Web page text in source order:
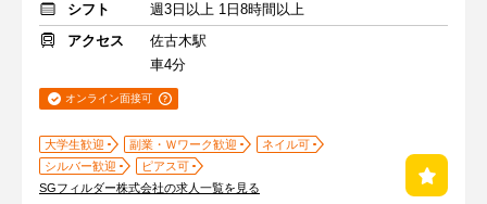
シフト
週3日以上 1日8時間以上
アクセス
佐古木駅
車4分
オンライン面接可
大学生歓迎 副業・Ｗワーク歓迎
ネイル可
シルバー歓迎
ピアス可
SGフィルダー株式会社の求人一覧を見る